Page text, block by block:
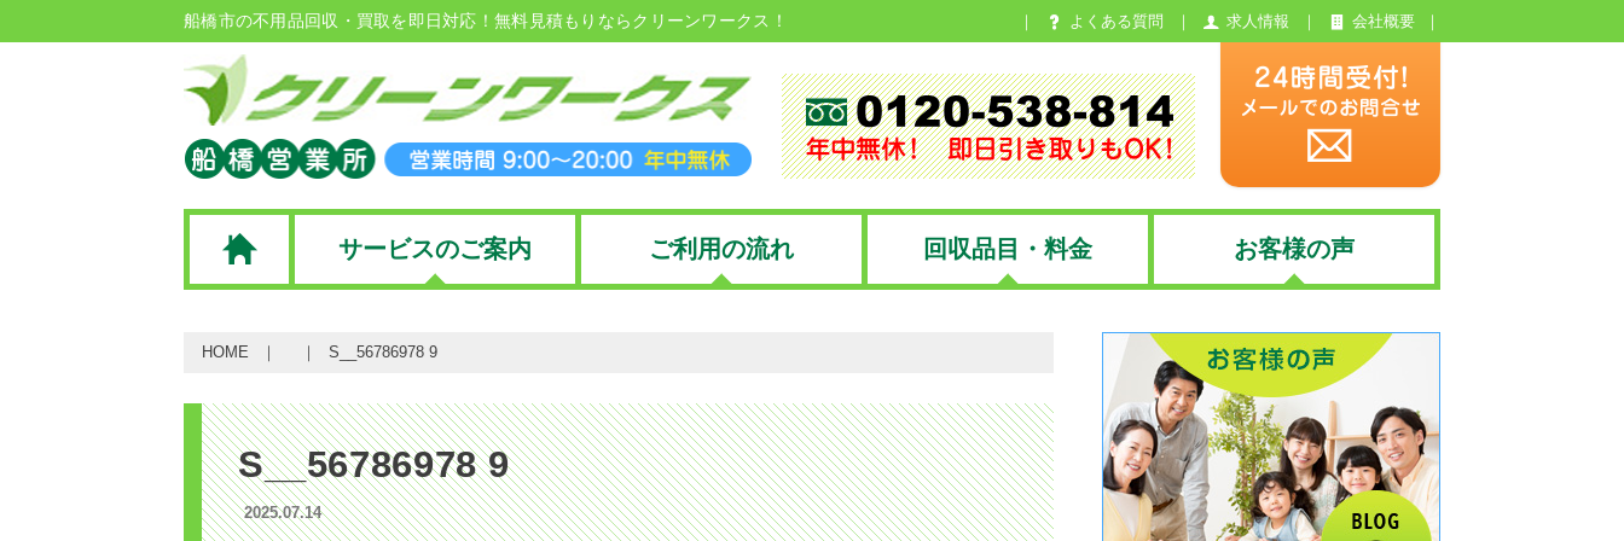
船橋市の不用品回収・買取を即日対応！無料見積もりならクリーンワークス！ よくある質問 求人情報 会社概要
サービスのご案内 ご利用の流れ 回収品目・料金 お客様の声
HOME S__56786978 9
S__56786978 9
2025.07.14